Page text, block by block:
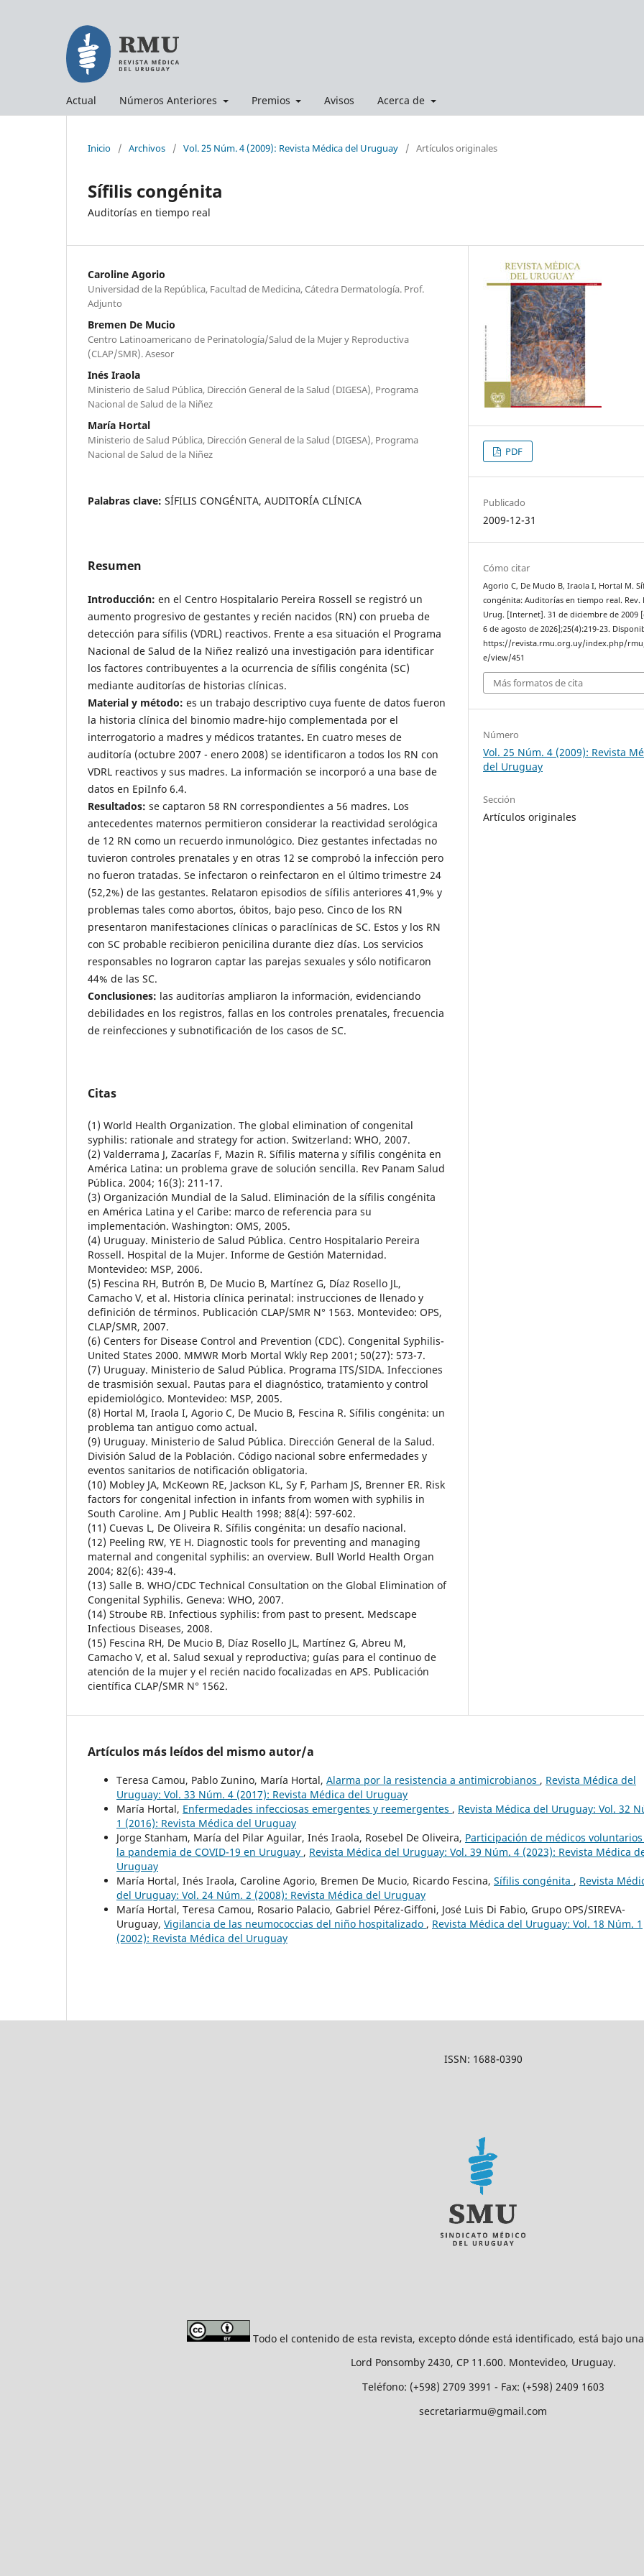
Actual Números Anteriores Premios Avisos Acerca de
Inicio / Archivos / Vol. 25 Núm. 4 (2009): Revista Médica del Uruguay / Artículos originales
Sífilis congénita
Auditorías en tiempo real
Caroline Agorio
Universidad de la República, Facultad de Medicina, Cátedra Dermatología. Prof.
Adjunto
Bremen De Mucio
Centro Latinoamericano de Perinatología/Salud de la Mujer y Reproductiva
(CLAP/SMR). Asesor
Inés Iraola
Ministerio de Salud Pública, Dirección General de la Salud (DIGESA), Programa
Nacional de Salud de la Niñez
María Hortal
Ministerio de Salud Pública, Dirección General de la Salud (DIGESA), Programa
Nacional de Salud de la Niñez
Palabras clave: SÍFILIS CONGÉNITA, AUDITORÍA CLÍNICA
Resumen
Introducción: en el Centro Hospitalario Pereira Rossell se registró un
aumento progresivo de gestantes y recién nacidos (RN) con prueba de
detección para sífilis (VDRL) reactivos. Frente a esa situación el Programa
Nacional de Salud de la Niñez realizó una investigación para identificar
los factores contribuyentes a la ocurrencia de sífilis congénita (SC)
mediante auditorías de historias clínicas.
Material y método: es un trabajo descriptivo cuya fuente de datos fueron
la historia clínica del binomio madre-hijo complementada por el
interrogatorio a madres y médicos tratantes. En cuatro meses de
auditoría (octubre 2007 - enero 2008) se identificaron a todos los RN con
VDRL reactivos y sus madres. La información se incorporó a una base de
datos en EpiInfo 6.4.
Resultados: se captaron 58 RN correspondientes a 56 madres. Los
antecedentes maternos permitieron considerar la reactividad serológica
de 12 RN como un recuerdo inmunológico. Diez gestantes infectadas no
tuvieron controles prenatales y en otras 12 se comprobó la infección pero
no fueron tratadas. Se infectaron o reinfectaron en el último trimestre 24
(52,2%) de las gestantes. Relataron episodios de sífilis anteriores 41,9% y
problemas tales como abortos, óbitos, bajo peso. Cinco de los RN
presentaron manifestaciones clínicas o paraclínicas de SC. Estos y los RN
con SC probable recibieron penicilina durante diez días. Los servicios
responsables no lograron captar las parejas sexuales y sólo notificaron
44% de las SC.
Conclusiones: las auditorías ampliaron la información, evidenciando
debilidades en los registros, fallas en los controles prenatales, frecuencia
de reinfecciones y subnotificación de los casos de SC.
Citas
(1) World Health Organization. The global elimination of congenital
syphilis: rationale and strategy for action. Switzerland: WHO, 2007.
(2) Valderrama J, Zacarías F, Mazin R. Sífilis materna y sífilis congénita en
América Latina: un problema grave de solución sencilla. Rev Panam Salud
Pública. 2004; 16(3): 211-17.
(3) Organización Mundial de la Salud. Eliminación de la sífilis congénita
en América Latina y el Caribe: marco de referencia para su
implementación. Washington: OMS, 2005.
(4) Uruguay. Ministerio de Salud Pública. Centro Hospitalario Pereira
Rossell. Hospital de la Mujer. Informe de Gestión Maternidad.
Montevideo: MSP, 2006.
(5) Fescina RH, Butrón B, De Mucio B, Martínez G, Díaz Rosello JL,
Camacho V, et al. Historia clínica perinatal: instrucciones de llenado y
definición de términos. Publicación CLAP/SMR N° 1563. Montevideo: OPS,
CLAP/SMR, 2007.
(6) Centers for Disease Control and Prevention (CDC). Congenital Syphilis-
United States 2000. MMWR Morb Mortal Wkly Rep 2001; 50(27): 573-7.
(7) Uruguay. Ministerio de Salud Pública. Programa ITS/SIDA. Infecciones
de trasmisión sexual. Pautas para el diagnóstico, tratamiento y control
epidemiológico. Montevideo: MSP, 2005.
(8) Hortal M, Iraola I, Agorio C, De Mucio B, Fescina R. Sífilis congénita: un
problema tan antiguo como actual.
(9) Uruguay. Ministerio de Salud Pública. Dirección General de la Salud.
División Salud de la Población. Código nacional sobre enfermedades y
eventos sanitarios de notificación obligatoria.
(10) Mobley JA, McKeown RE, Jackson KL, Sy F, Parham JS, Brenner ER. Risk
factors for congenital infection in infants from women with syphilis in
South Caroline. Am J Public Health 1998; 88(4): 597-602.
(11) Cuevas L, De Oliveira R. Sífilis congénita: un desafío nacional.
(12) Peeling RW, YE H. Diagnostic tools for preventing and managing
maternal and congenital syphilis: an overview. Bull World Health Organ
2004; 82(6): 439-4.
(13) Salle B. WHO/CDC Technical Consultation on the Global Elimination of
Congenital Syphilis. Geneva: WHO, 2007.
(14) Stroube RB. Infectious syphilis: from past to present. Medscape
Infectious Diseases, 2008.
(15) Fescina RH, De Mucio B, Díaz Rosello JL, Martínez G, Abreu M,
Camacho V, et al. Salud sexual y reproductiva; guías para el continuo de
atención de la mujer y el recién nacido focalizadas en APS. Publicación
científica CLAP/SMR N° 1562.
PDF
Publicado
2009-12-31
Cómo citar
Agorio C, De Mucio B, Iraola I, Hortal M.
congénita: Auditorías en tiempo real. Rev.
Urug. [Internet]. 31 de diciembre de 2009
6 de agosto de 2026];25(4):219-23.
https://revista.rmu.org.uy/index.php/
e/view/451
Más formatos de cita
Número
Vol. 25 Núm. 4 (2009): Revista
del Uruguay
Sección
Artículos originales
Artículos más leídos del mismo autor/a
Teresa Camou, Pablo Zunino, María Hortal, Alarma por la resistencia a antimicrobianos , Revista Médica del
Uruguay: Vol. 33 Núm. 4 (2017): Revista Médica del Uruguay
María Hortal, Enfermedades infecciosas emergentes y reemergentes , Revista Médica del Uruguay: Vol. 32
1 (2016): Revista Médica del Uruguay
Jorge Stanham, María del Pilar Aguilar, Inés Iraola, Rosebel De Oliveira, Participación de médicos
la pandemia de COVID-19 en Uruguay , Revista Médica del Uruguay: Vol. 39 Núm. 4 (2023): Revista Médica
Uruguay
María Hortal, Inés Iraola, Caroline Agorio, Bremen De Mucio, Ricardo Fescina, Sífilis congénita , Revista
del Uruguay: Vol. 24 Núm. 2 (2008): Revista Médica del Uruguay
María Hortal, Teresa Camou, Rosario Palacio, Gabriel Pérez-Giffoni, José Luis Di Fabio, Grupo OPS/SIREVA-
Uruguay, Vigilancia de las neumococcias del niño hospitalizado , Revista Médica del Uruguay: Vol. 18 Núm. 1
(2002): Revista Médica del Uruguay
ISSN: 1688-0390
Todo el contenido de esta revista, excepto dónde está identificado, está bajo una
Lord Ponsomby 2430, CP 11.600. Montevideo, Uruguay.
Teléfono: (+598) 2709 3991 - Fax: (+598) 2409 1603
secretariarmu@gmail.com